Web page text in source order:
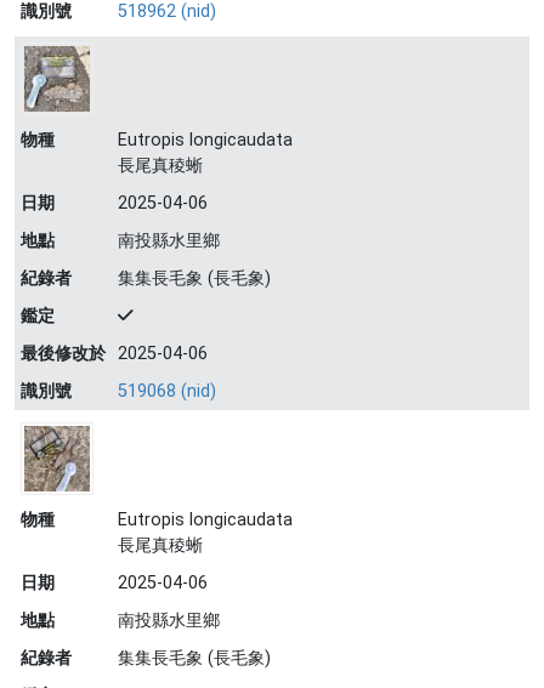
識別號
518962 (nid)
物種
Eutropis longicaudata
長尾真稜蜥
日期
2025-04-06
地點
南投縣水里鄉
紀錄者
集集長毛象 (長毛象)
鑑定
最後修改於 2025-04-06
識別號
519068 (nid)
物種
Eutropis longicaudata
長尾真稜蜥
日期
2025-04-06
地點
南投縣水里鄉
紀錄者
集集長毛象 (長毛象)